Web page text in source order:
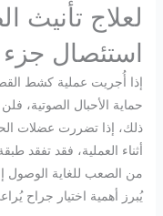
لعلاج تأنيث
استئصال جزء
إذا أُجريت عملية كشط
حماية الأحبال الصوتية،
ذلك، إذا تضررت عضلات
أثناء العملية، فقد تفقد
من الصعب للغاية الوصول
يُبرز أهمية اختيار جراح